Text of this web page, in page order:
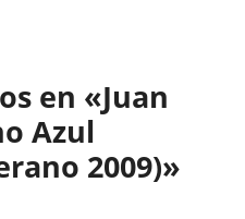
en «Juan
Azul
2009)»